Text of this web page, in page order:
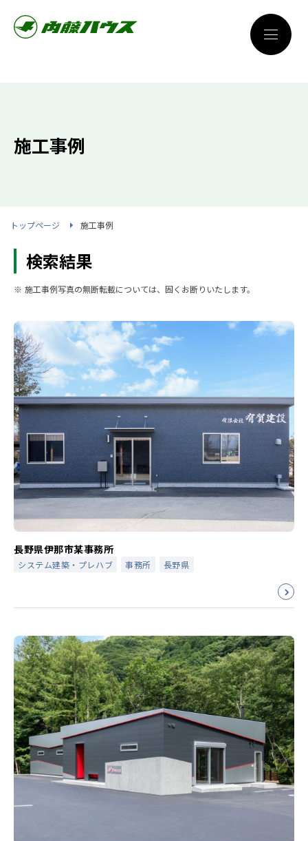
施工事例
トップページ 施工事例
検索結果
※ 施工事例写真の無断転載については、固くお断りいたします。
長野県伊那市某事務所
システム建築・プレハブ 事務所 長野県